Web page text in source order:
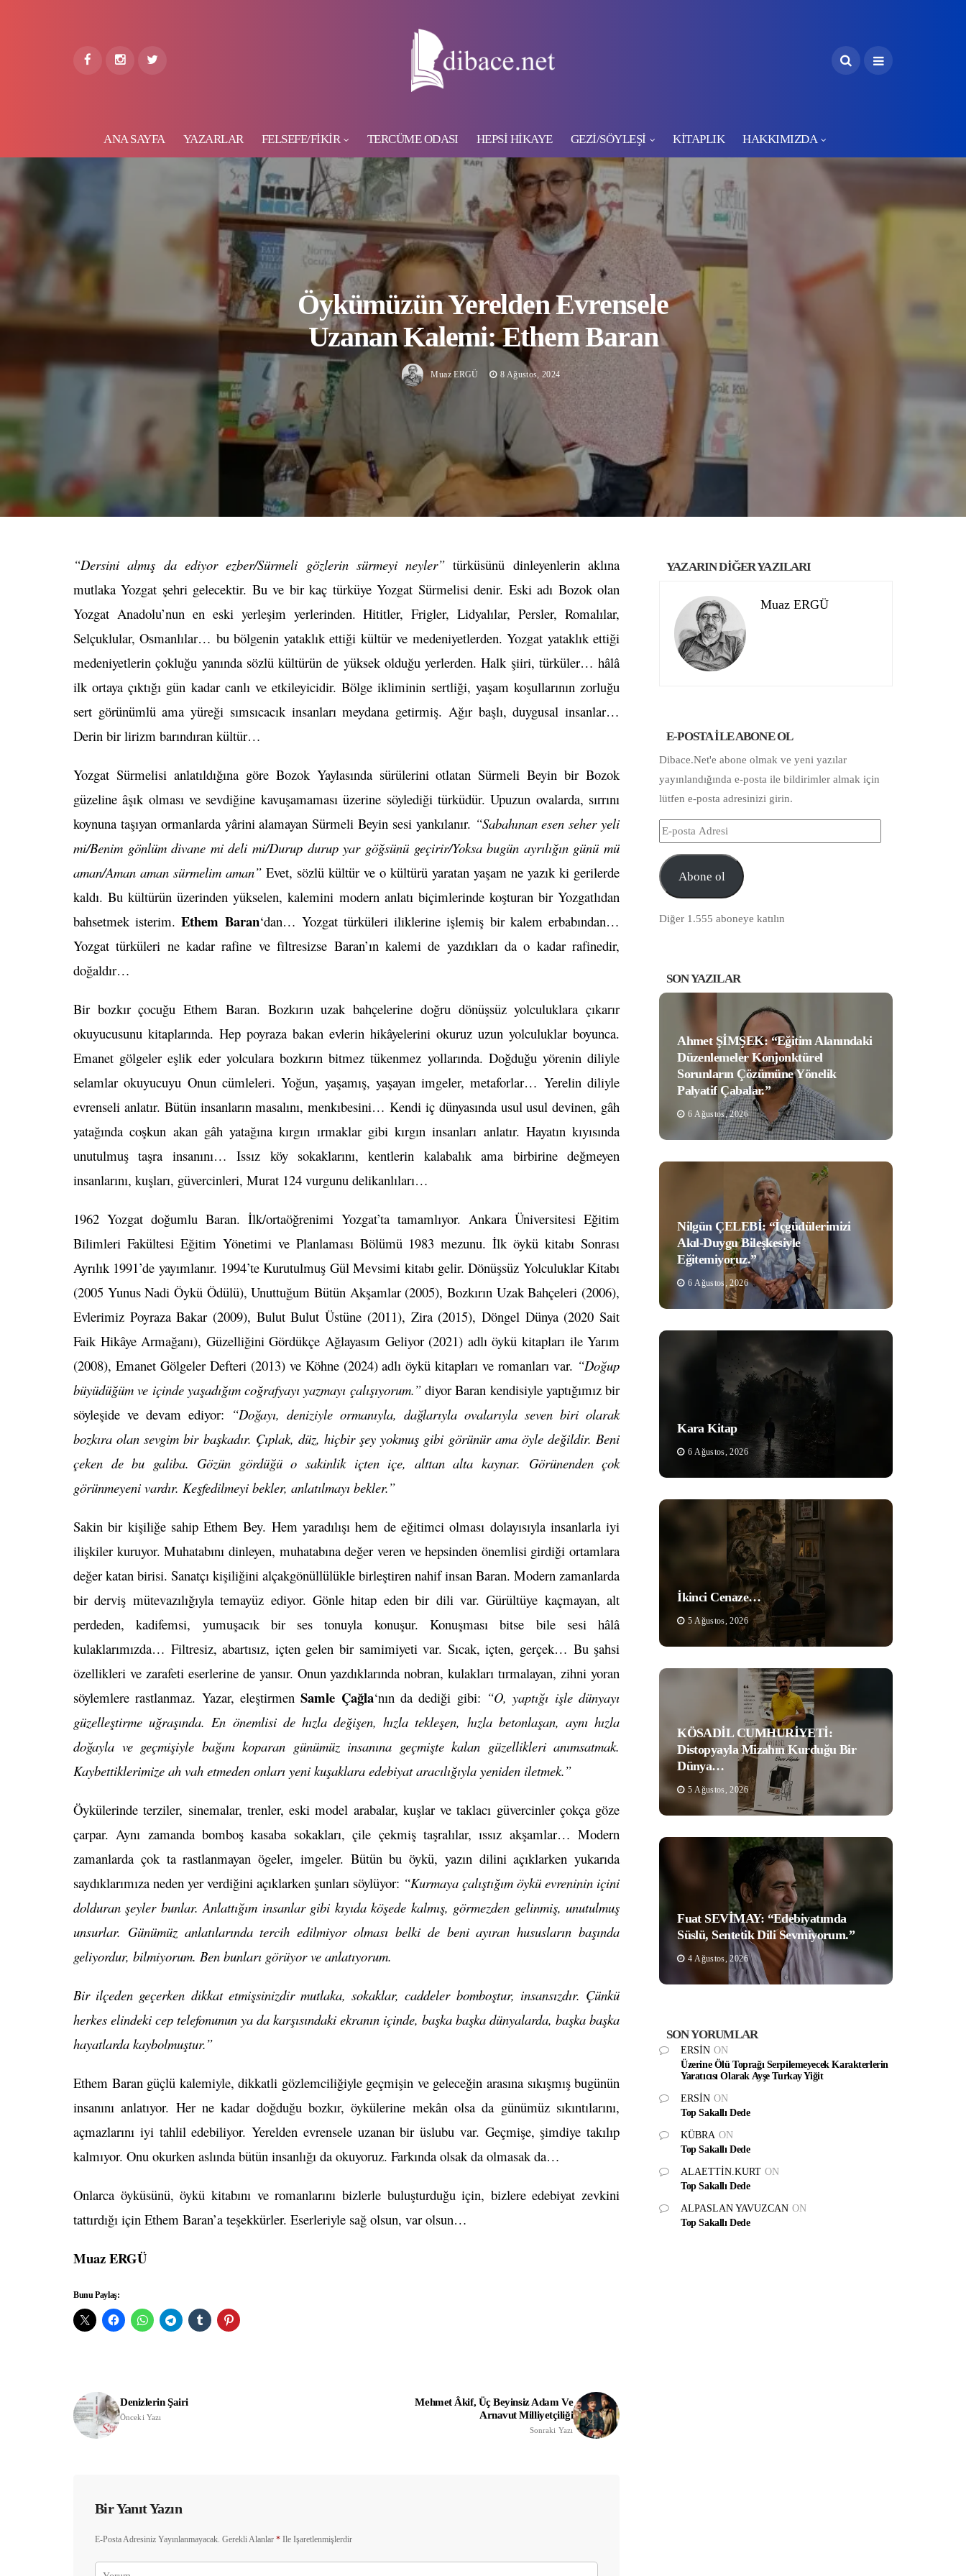
ANA SAYFA YAZARLAR FELSEFE/FİKİR TERCÜME ODASI HEPSİ HİKAYE GEZİ/SÖYLEŞİ KİTAPLIK HAKKIMIZDA
Öykümüzün Yerelden Evrensele
Uzanan Kalemi: Ethem Baran
Muaz ERGÜ 8 Ağustos, 2024
“Dersini almış da ediyor ezber/Sürmeli gözlerin sürmeyi neyler” türküsünü dinleyenlerin aklına
mutlaka Yozgat şehri gelecektir. Bu ve bir kaç türküye Yozgat Sürmelisi denir. Eski adı Bozok olan
Yozgat Anadolu’nun en eski yerleşim yerlerinden. Hititler, Frigler, Lidyalılar, Persler, Romalılar,
Selçuklular, Osmanlılar… bu bölgenin yataklık ettiği kültür ve medeniyetlerden. Yozgat yataklık ettiği
medeniyetlerin çokluğu yanında sözlü kültürün de yüksek olduğu yerlerden. Halk şiiri, türküler… hâlâ
ilk ortaya çıktığı gün kadar canlı ve etkileyicidir. Bölge ikliminin sertliği, yaşam koşullarının zorluğu
sert görünümlü ama yüreği sımsıcacık insanları meydana getirmiş. Ağır başlı, duygusal insanlar…
Derin bir lirizm barındıran kültür…
Yozgat Sürmelisi anlatıldığına göre Bozok Yaylasında sürülerini otlatan Sürmeli Beyin bir Bozok
güzeline âşık olması ve sevdiğine kavuşamaması üzerine söylediği türküdür. Upuzun ovalarda, sırrını
koynuna taşıyan ormanlarda yârini alamayan Sürmeli Beyin sesi yankılanır. “Sabahınan esen seher yeli
mi/Benim gönlüm divane mi deli mi/Durup durup yar göğsünü geçirir/Yoksa bugün ayrılığın günü mü
aman/Aman aman sürmelim aman” Evet, sözlü kültür ve o kültürü yaratan yaşam ne yazık ki gerilerde
kaldı. Bu kültürün üzerinden yükselen, kalemini modern anlatı biçimlerinde koşturan bir Yozgatlıdan
bahsetmek isterim.Ethem Baran‘dan… Yozgat türküleri iliklerine işlemiş bir kalem erbabından…
Yozgat türküleri ne kadar rafine ve filtresizse Baran’ın kalemi de yazdıkları da o kadar rafinedir,
doğaldır…
Bir bozkır çocuğu Ethem Baran. Bozkırın uzak bahçelerine doğru dönüşsüz yolculuklara çıkarır
okuyucusunu kitaplarında. Hep poyraza bakan evlerin hikâyelerini okuruz uzun yolculuklar boyunca.
Emanet gölgeler eşlik eder yolculara bozkırın bitmez tükenmez yollarında. Doğduğu yörenin diliyle
selamlar okuyucuyu Onun cümleleri. Yoğun, yaşamış, yaşayan imgeler, metaforlar… Yerelin diliyle
evrenseli anlatır. Bütün insanların masalını, menkıbesini… Kendi iç dünyasında usul usul devinen, gâh
yatağında coşkun akan gâh yatağına kırgın ırmaklar gibi kırgın insanları anlatır. Hayatın kıyısında
unutulmuş taşra insanını… Issız köy sokaklarını, kentlerin kalabalık ama birbirine değmeyen
insanlarını, kuşları, güvercinleri, Murat 124 vurgunu delikanlıları…
1962 Yozgat doğumlu Baran. İlk/ortaöğrenimi Yozgat’ta tamamlıyor. Ankara Üniversitesi Eğitim
Bilimleri Fakültesi Eğitim Yönetimi ve Planlaması Bölümü 1983 mezunu. İlk öykü kitabı Sonrası
Ayrılık 1991’de yayımlanır. 1994’te Kurutulmuş Gül Mevsimi kitabı gelir. Dönüşsüz Yolculuklar Kitabı
(2005 Yunus Nadi Öykü Ödülü), Unuttuğum Bütün Akşamlar (2005), Bozkırın Uzak Bahçeleri (2006),
Evlerimiz Poyraza Bakar (2009), Bulut Bulut Üstüne (2011), Zira (2015), Döngel Dünya (2020 Sait
Faik Hikâye Armağanı), Güzelliğini Gördükçe Ağlayasım Geliyor (2021) adlı öykü kitapları ile Yarım
(2008), Emanet Gölgeler Defteri (2013) ve Köhne (2024) adlı öykü kitapları ve romanları var. “Doğup
büyüdüğüm ve içinde yaşadığım coğrafyayı yazmayı çalışıyorum.”diyor Baran kendisiyle yaptığımız bir
söyleşide ve devam ediyor: “Doğayı, deniziyle ormanıyla, dağlarıyla ovalarıyla seven biri olarak
bozkıra olan sevgim bir başkadır. Çıplak, düz, hiçbir şey yokmuş gibi görünür ama öyle değildir. Beni
çeken de bu galiba. Gözün gördüğü o sakinlik içten içe, alttan alta kaynar. Görünenden çok
görünmeyeni vardır. Keşfedilmeyi bekler, anlatılmayı bekler.”
Sakin bir kişiliğe sahip Ethem Bey. Hem yaradılışı hem de eğitimci olması dolayısıyla insanlarla iyi
ilişkiler kuruyor. Muhatabını dinleyen, muhatabına değer veren ve hepsinden önemlisi girdiği ortamlara
değer katan birisi. Sanatçı kişiliğini alçakgönüllülükle birleştiren nahif insan Baran. Modern zamanlarda
bir derviş mütevazılığıyla temayüz ediyor. Gönle hitap eden bir dili var. Gürültüye kaçmayan, alt
perdeden, kadifemsi, yumuşacık bir ses tonuyla konuşur. Konuşması bitse bile sesi hâlâ
kulaklarımızda… Filtresiz, abartısız, içten gelen bir samimiyeti var. Sıcak, içten, gerçek… Bu şahsi
özellikleri ve zarafeti eserlerine de yansır. Onun yazdıklarında nobran, kulakları tırmalayan, zihni yoran
söylemlere rastlanmaz. Yazar, eleştirmenSamle Çağla‘nın da dediği gibi: “O, yaptığı işle dünyayı
güzelleştirme uğraşında. En önemlisi de hızla değişen, hızla tekleşen, hızla betonlaşan, aynı hızla
doğayla ve geçmişiyle bağını koparan günümüz insanına geçmişte kalan güzellikleri anımsatmak.
Kaybettiklerimize ah vah etmeden onları yeni kuşaklara edebiyat aracılığıyla yeniden iletmek.”
Öykülerinde terziler, sinemalar, trenler, eski model arabalar, kuşlar ve taklacı güvercinler çokça göze
çarpar. Aynı zamanda bomboş kasaba sokakları, çile çekmiş taşralılar, ıssız akşamlar… Modern
zamanlarda çok ta rastlanmayan ögeler, imgeler. Bütün bu öykü, yazın dilini açıklarken yukarıda
saydıklarımıza neden yer verdiğini açıklarken şunları söylüyor: “Kurmaya çalıştığım öykü evreninin içini
dolduran şeyler bunlar. Anlattığım insanlar gibi kıyıda köşede kalmış, görmezden gelinmiş, unutulmuş
unsurlar. Günümüz anlatılarında tercih edilmiyor olması belki de beni ayıran hususların başında
geliyordur, bilmiyorum. Ben bunları görüyor ve anlatıyorum.
Bir ilçeden geçerken dikkat etmişsinizdir mutlaka, sokaklar, caddeler bomboştur, insansızdır. Çünkü
herkes elindeki cep telefonunun ya da karşısındaki ekranın içinde, başka başka dünyalarda, başka başka
hayatlarda kaybolmuştur.”
Ethem Baran güçlü kalemiyle, dikkatli gözlemciliğiyle geçmişin ve geleceğin arasına sıkışmış bugünün
insanını anlatıyor. Her ne kadar doğduğu bozkır, öykülerine mekân olsa da günümüz sıkıntılarını,
açmazlarını iyi tahlil edebiliyor. Yerelden evrensele uzanan bir üslubu var. Geçmişe, şimdiye takılıp
kalmıyor. Onu okurken aslında bütün insanlığı da okuyoruz. Farkında olsak da olmasak da…
Onlarca öyküsünü, öykü kitabını ve romanlarını bizlerle buluşturduğu için, bizlere edebiyat zevkini
tattırdığı için Ethem Baran’a teşekkürler. Eserleriyle sağ olsun, var olsun…
Muaz ERGÜ
Bunu Paylaş:
Denizlerin Şairi
Önceki Yazı
Mehmet Âkif, Üç Beyinsiz Adam Ve
Arnavut Milliyetçiliği
Sonraki Yazı
Bir Yanıt Yazın
E-Posta Adresiniz Yayınlanmayacak. Gerekli Alanlar * Ile Işaretlenmişlerdir
YAZARIN DİĞER YAZILARI
Muaz ERGÜ
E-POSTA ILE ABONE OL
Dibace.Net'e abone olmak ve yeni yazılar
yayınlandığında e-posta ile bildirimler almak için
lütfen e-posta adresinizi girin.
E-
Adresi
Abone ol
Diğer 1.555 aboneye katılın
SON YAZILAR
Ahmet ŞİMŞEK: “Eğitim Alanındaki
Düzenlemeler Konjonktürel
Sorunların Çözümüne Yönelik
Palyatif Çabalar.”
6 Ağustos, 2026
Nilgün ÇELEBİ: “İçgüdülerimizi
Akıl-Duygu Bileşkesiyle
Eğitemiyoruz.”
6 Ağustos, 2026
Kara Kitap
6 Ağustos, 2026
İkinci Cenaze…
5 Ağustos, 2026
KÖSADİL CUMHURİYETİ:
Distopyayla Mizahın Kurduğu Bir
Dünya…
5 Ağustos, 2026
Fuat SEVİMAY: “Edebiyatımda
Süslü, Sentetik Dili Sevmiyorum.”
4 Ağustos, 2026
SON YORUMLAR
ERSIN ON
Üzerine Ölü Toprağı Serpilemeyecek Karakterlerin
Yaratıcısı Olarak Ayşe Turkay Yiğit
ERSIN ON
Top Sakallı Dede
KÜBRA ON
Top Sakallı Dede
ALAETTIN.KURT ON
Top Sakallı Dede
ALPASLAN YAVUZCAN ON
Top Sakallı Dede